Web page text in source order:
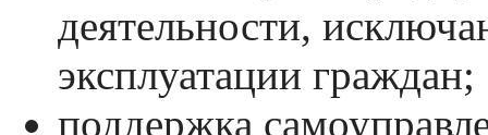
деятельности,
эксплуатации граждан;
поддержка